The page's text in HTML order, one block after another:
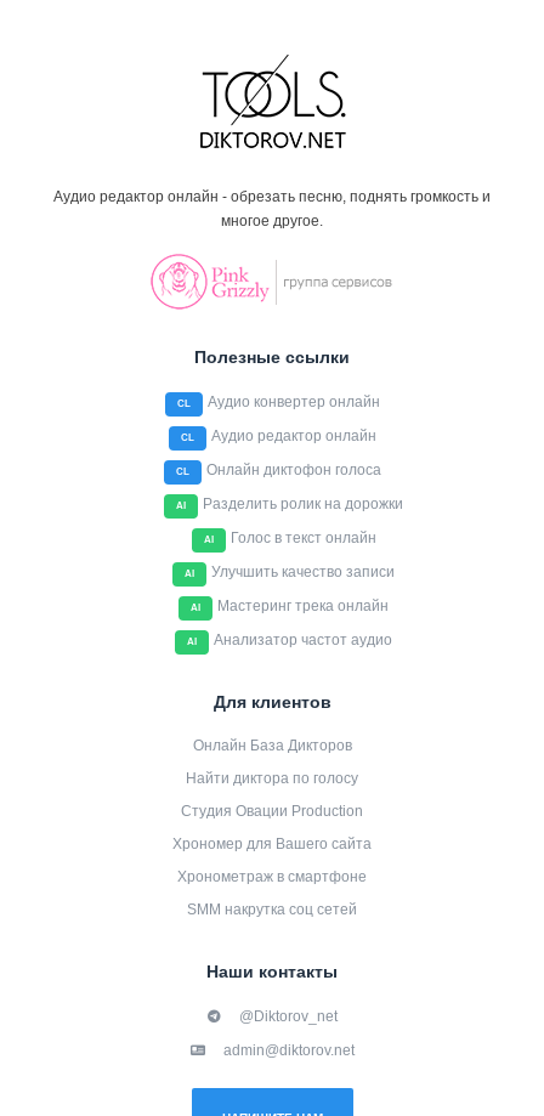
Аудио редактор онлайн - обрезать песню, поднять громкость и
многое другое.
Полезные ссылки
CL Аудио конвертер онлайн
CL Аудио редактор онлайн
CL Онлайн диктофон голоса
AI Разделить ролик на дорожки
AI Голос в текст онлайн
AI Улучшить качество записи
AI Мастеринг трека онлайн
AI Анализатор частот аудио
Для клиентов
Онлайн База Дикторов
Найти диктора по голосу
Студия Овации Production
Хрономер для Вашего сайта
Хронометраж в смартфоне
SMM накрутка соц сетей
Наши контакты
@Diktorov_net
admin@diktorov.net